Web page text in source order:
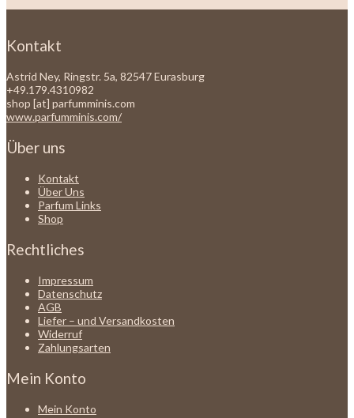
Kontakt
Astrid Ney, Ringstr. 5a, 82547 Eurasburg
+49.179.4310982
shop [at] parfumminis.com
www.parfumminis.com/
Über uns
Kontakt
Über Uns
Parfum Links
Shop
Rechtliches
Impressum
Datenschutz
AGB
Liefer – und Versandkosten
Widerruf
Zahlungsarten
Mein Konto
Mein Konto